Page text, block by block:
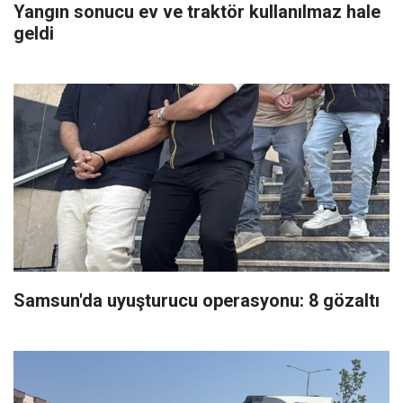
Yangın sonucu ev ve traktör kullanılmaz hale
geldi
Samsun'da uyuşturucu operasyonu: 8 gözaltı